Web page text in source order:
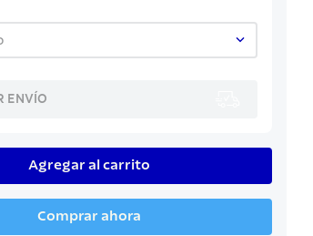
ENVÍO
Agregar al carrito
Comprar ahora